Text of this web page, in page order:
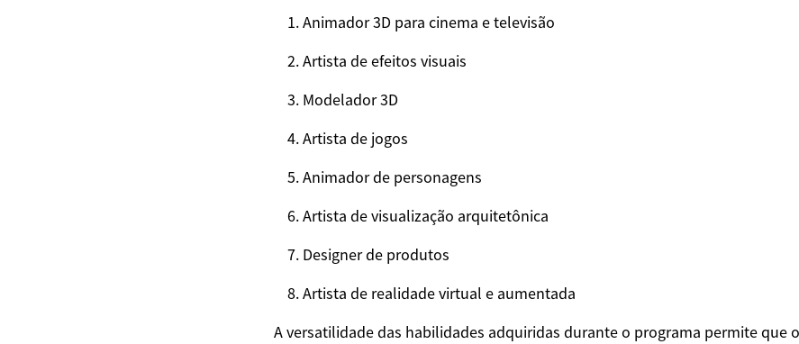
Animador 3D para cinema e televisão
Artista de efeitos visuais
Modelador 3D
Artista de jogos
Animador de personagens
Artista de visualização arquitetônica
Designer de produtos
Artista de realidade virtual e aumentada
A versatilidade das habilidades adquiridas durante o programa permite que